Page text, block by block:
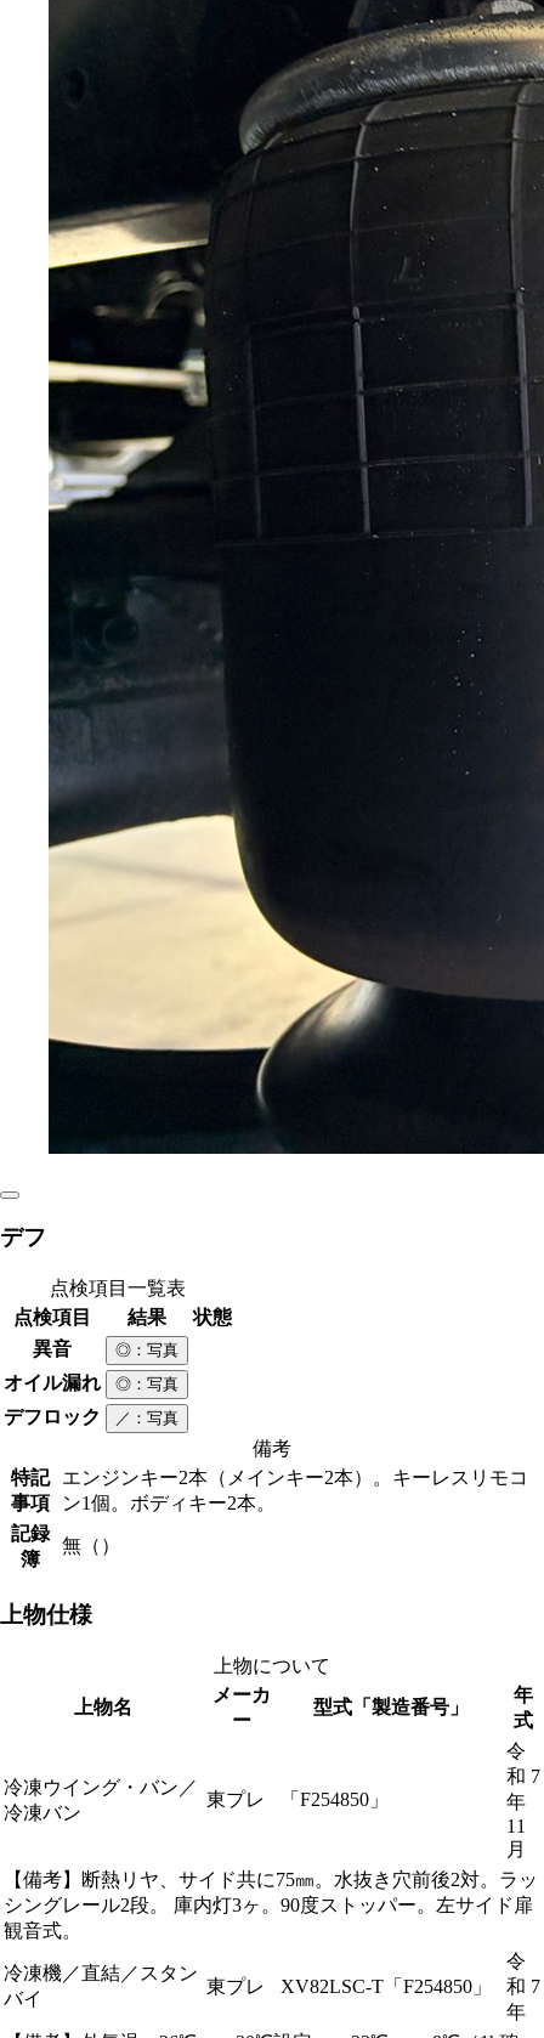
デフ
点検項目一覧表
点検項目
結果
状態
異音
◎ ：写真
オイル漏れ ◎ ：写真
デフロック ／ ：写真
備考
特記
事項
エンジンキー2本（メインキー2本）。キーレスリモコ
ン1個。ボディキー2本。
記録
簿
無（）
上物仕様
上物について
上物名
メーカ
ー
型式「製造番号」
年
式
冷凍ウイング・バン／
冷凍バン
東プレ 「F254850」
令
和 7
年
11
月
【備考】断熱リヤ、サイド共に75㎜。水抜き穴前後2対。ラッ
シングレール2段。 庫内灯3ヶ。90度ストッパー。左サイド扉
観音式。
冷凍機／直結／スタン
バイ
東プレ XV82LSC-T「F254850」
令
和 7
年